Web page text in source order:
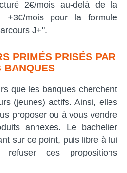
2€/mois au-delà de la
+3€/mois pour la formule
J+".
PRIMÉS PRISÉS PAR
BANQUES
que les banques cherchent
(jeunes) actifs. Ainsi, elles
proposer ou à vous vendre
annexes. Le bachelier
sur ce point, puis libre à lui
ces propositions